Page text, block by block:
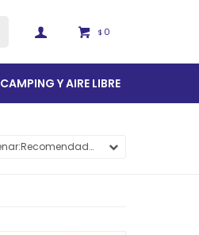
CAMPING Y AIRE LIBRE
$ 0
Recomendados